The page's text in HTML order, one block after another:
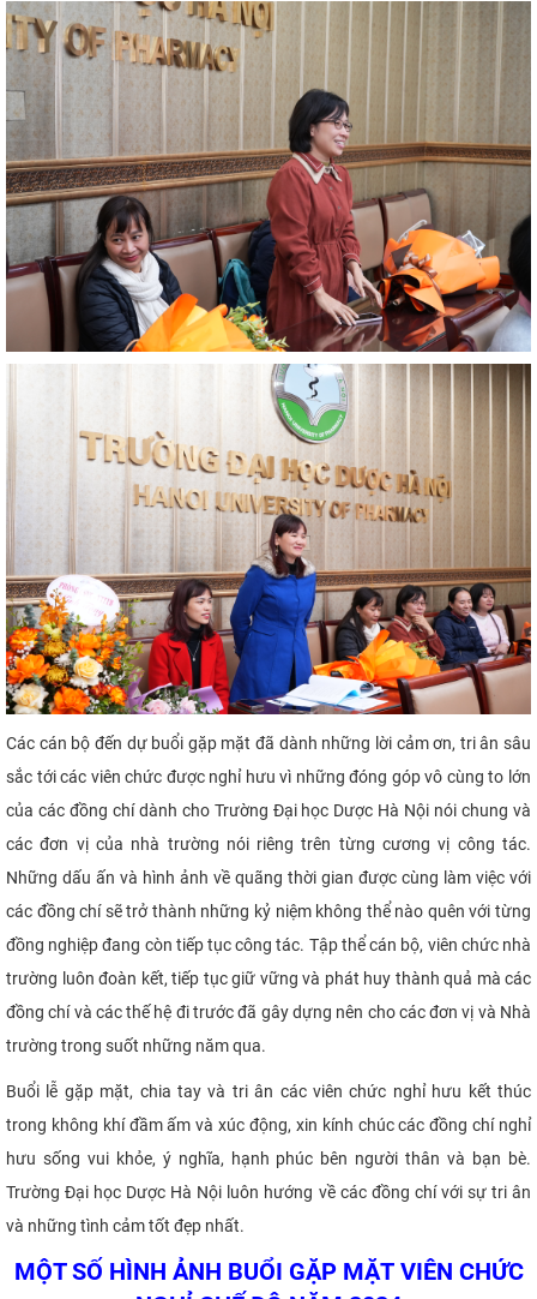
Các cán bộ đến dự buổi gặp mặt đã dành những lời cảm ơn, tri ân sâu
sắc tới các viên chức được nghỉ hưu vì những đóng góp vô cùng to lớn
của các đồng chí dành cho Trường Đại học Dược Hà Nội nói chung và
các đơn vị của nhà trường nói riêng trên từng cương vị công tác.
Những dấu ấn và hình ảnh về quãng thời gian được cùng làm việc với
các đồng chí sẽ trở thành những kỷ niệm không thể nào quên với từng
đồng nghiệp đang còn tiếp tục công tác. Tập thể cán bộ, viên chức nhà
trường luôn đoàn kết, tiếp tục giữ vững và phát huy thành quả mà các
đồng chí và các thế hệ đi trước đã gây dựng nên cho các đơn vị và Nhà
trường trong suốt những năm qua.
Buổi lễ gặp mặt, chia tay và tri ân các viên chức nghỉ hưu kết thúc
trong không khí đầm ấm và xúc động, xin kính chúc các đồng chí nghỉ
hưu sống vui khỏe, ý nghĩa, hạnh phúc bên người thân và bạn bè.
Trường Đại học Dược Hà Nội luôn hướng về các đồng chí với sự tri ân
và những tình cảm tốt đẹp nhất.
MỘT SỐ HÌNH ẢNH BUỔI GẶP MẶT VIÊN CHỨC